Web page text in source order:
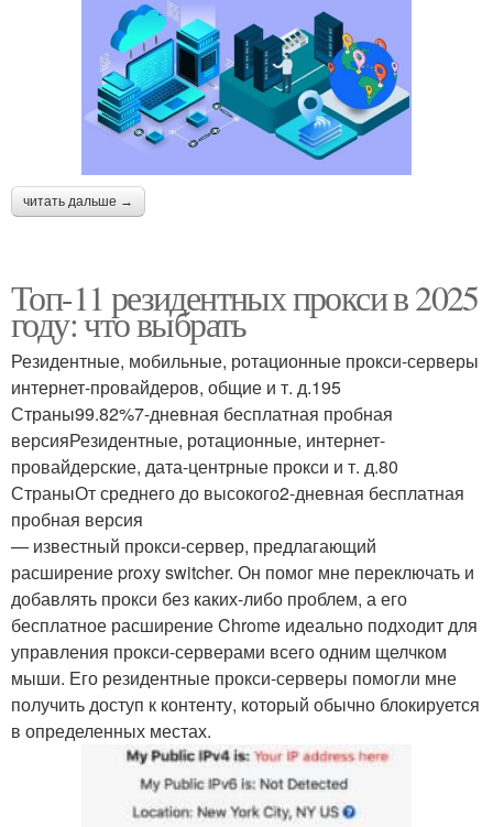
читать дальше →
Топ-11 резидентных прокси в 2025
году: что выбрать
Резидентные, мобильные, ротационные прокси-серверы
интернет-провайдеров, общие и т. д.195
Страны99.82%7-дневная бесплатная пробная
версияРезидентные, ротационные, интернет-
провайдерские, дата-центрные прокси и т. д.80
СтраныОт среднего до высокого2-дневная бесплатная
пробная версия
— известный прокси-сервер, предлагающий
расширение proxy switcher. Он помог мне переключать и
добавлять прокси без каких-либо проблем, а его
бесплатное расширение Chrome идеально подходит для
управления прокси-серверами всего одним щелчком
мыши. Его резидентные прокси-серверы помогли мне
получить доступ к контенту, который обычно блокируется
в определенных местах.